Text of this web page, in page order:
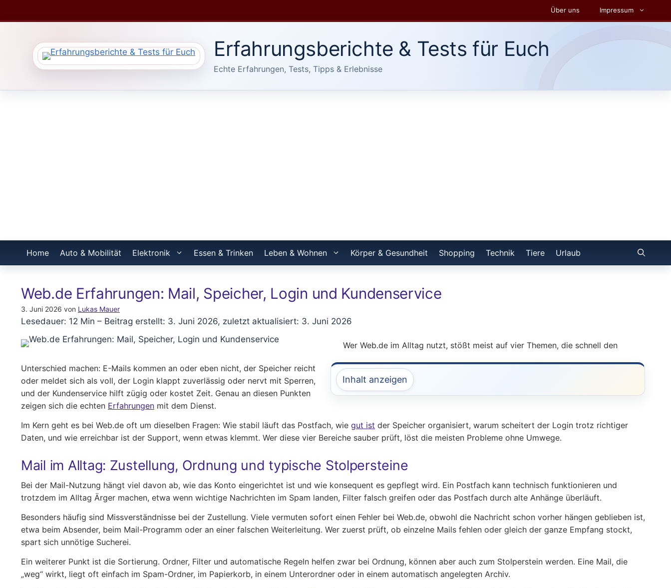
Inhalt
Über uns Impressum
Erfahrungsberichte & Tests für Euch
Echte Erfahrungen, Tests, Tipps & Erlebnisse
Home Auto & Mobilität Elektronik Essen & Trinken Leben & Wohnen Körper & Gesundheit Shopping Technik Tiere Urlaub
Web.de Erfahrungen: Mail, Speicher, Login und Kundenservice
3. Juni 2026 von Lukas Mauer
Lesedauer: 12 Min – Beitrag erstellt: 3. Juni 2026, zuletzt aktualisiert: 3. Juni 2026
Inhalt anzeigen
Wer Web.de im Alltag nutzt, stößt meist auf vier Themen, die schnell den
Unterschied machen: E-Mails kommen an oder eben nicht, der Speicher reicht
oder meldet sich als voll, der Login klappt zuverlässig oder nervt mit Sperren,
und der Kundenservice hilft zügig oder kostet Zeit. Genau an diesen Punkten
zeigen sich die echten Erfahrungen mit dem Dienst.
Im Kern geht es bei Web.de oft um dieselben Fragen: Wie stabil läuft das Postfach, wie gut ist der Speicher organisiert, warum scheitert der Login trotz richtiger
Daten, und wie erreichbar ist der Support, wenn etwas klemmt. Wer diese vier Bereiche sauber prüft, löst die meisten Probleme ohne Umwege.
Mail im Alltag: Zustellung, Ordnung und typische Stolpersteine
Bei der Mail-Nutzung hängt viel davon ab, wie das Konto eingerichtet ist und wie konsequent es gepflegt wird. Ein Postfach kann technisch funktionieren und
trotzdem im Alltag Ärger machen, etwa wenn wichtige Nachrichten im Spam landen, Filter falsch greifen oder das Postfach durch alte Anhänge überläuft.
Besonders häufig sind Missverständnisse bei der Zustellung. Viele vermuten sofort einen Fehler bei Web.de, obwohl die Nachricht schon vorher hängen geblieben ist,
etwa beim Absender, beim Mail-Programm oder an einer falschen Weiterleitung. Wer zuerst prüft, ob einzelne Mails fehlen oder gleich der ganze Empfang stockt,
spart sich unnötige Sucherei.
Ein weiterer Punkt ist die Sortierung. Ordner, Filter und automatische Regeln helfen zwar bei Ordnung, können aber auch zum Stolperstein werden. Eine Mail, die
„weg“ wirkt, liegt oft einfach im Spam-Ordner, im Papierkorb, in einem Unterordner oder in einem automatisch angelegten Archiv.